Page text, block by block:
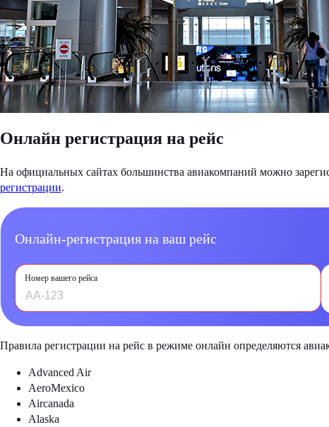
Онлайн регистрация на рейс
На официальных сайтах большинства авиакомпаний можно
регистрации.
Онлайн-регистрация на ваш рейс
Номер вашего рейса
Правила регистрации на рейс в режиме онлайн определяются
Advanced Air
AeroMexico
Aircanada
Alaska